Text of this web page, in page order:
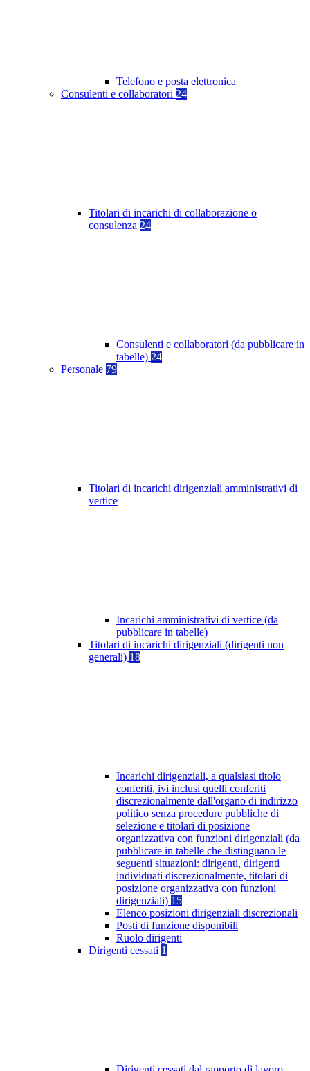
Telefono e posta elettronica
Consulenti e collaboratori 24
Titolari di incarichi di collaborazione o
consulenza 24
Consulenti e collaboratori (da pubblicare in
tabelle) 24
Personale 79
Titolari di incarichi dirigenziali amministrativi di
vertice
Incarichi amministrativi di vertice (da
pubblicare in tabelle)
Titolari di incarichi dirigenziali (dirigenti non
generali) 18
Incarichi dirigenziali, a qualsiasi titolo
conferiti, ivi inclusi quelli conferiti
discrezionalmente dall'organo di indirizzo
politico senza procedure pubbliche di
selezione e titolari di posizione
organizzativa con funzioni dirigenziali (da
pubblicare in tabelle che distinguano le
seguenti situazioni: dirigenti, dirigenti
individuati discrezionalmente, titolari di
posizione organizzativa con funzioni
dirigenziali) 15
Elenco posizioni dirigenziali discrezionali
Posti di funzione disponibili
Ruolo dirigenti
Dirigenti cessati 1